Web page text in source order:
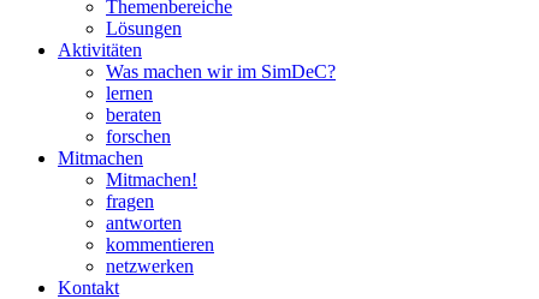
Themenbereiche
Lösungen
Aktivitäten
Was machen wir im SimDeC?
lernen
beraten
forschen
Mitmachen
Mitmachen!
fragen
antworten
kommentieren
netzwerken
Kontakt